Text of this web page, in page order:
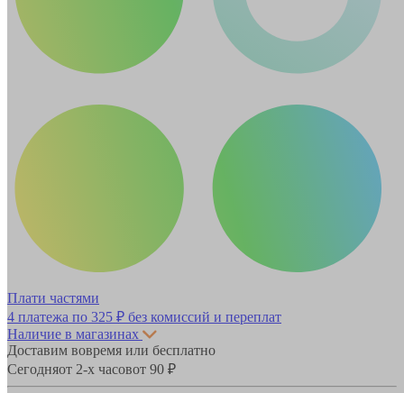
Плати частями
4 платежа по 325 ₽ без комиссий и переплат
Наличие в магазинах
Доставим вовремя или бесплатно
Сегодняот 2-х часовот 90 ₽